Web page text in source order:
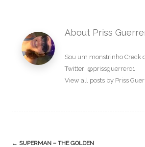
About Priss
Sou um monstrinho Creck
Twitter: @prissguerrero1
View all posts by Priss
Post
← SUPERMAN – THE GOLDEN